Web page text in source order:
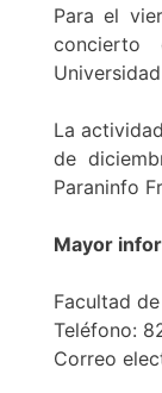
Para el
La
de
Paraninfo
Mayor
Facultad
Teléfono:
Correo